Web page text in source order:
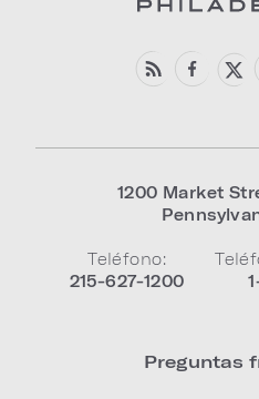
1200 Market
Teléfono:
215-627-1200
Preguntas